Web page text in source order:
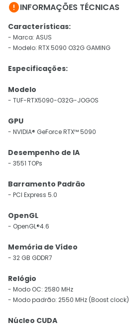
INFORMAÇÕES TÉCNICAS
Características:
- Marca: ASUS
- Modelo: RTX 5090 O32G GAMING
Especificações:
Modelo
- TUF-RTX5090-O32G-JOGOS
GPU
- NVIDIA® GeForce RTX™ 5090
Desempenho de IA
- 3551 TOPs
Barramento Padrão
- PCI Express 5.0
OpenGL
- OpenGL®4.6
Memória de Vídeo
- 32 GB GDDR7
Relógio
- Modo OC: 2580 MHz
- Modo padrão: 2550 MHz (Boost clock)
Núcleo CUDA